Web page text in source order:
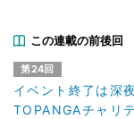
この連載の前後回
第24回
イベント終了は深
TOPANGAチャリ